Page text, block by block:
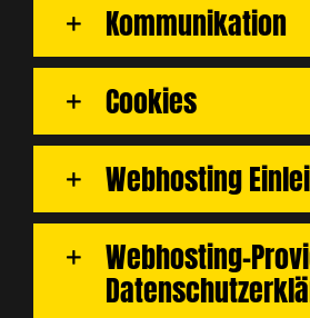
Kommunikation
Cookies
Webhosting
Webhosting-